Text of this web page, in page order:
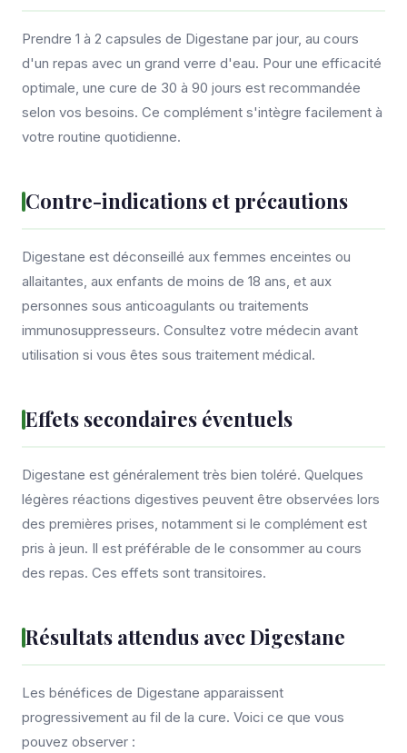
Prendre 1 à 2 capsules de Digestane par jour, au cours
d'un repas avec un grand verre d'eau. Pour une efficacité
optimale, une cure de 30 à 90 jours est recommandée
selon vos besoins. Ce complément s'intègre facilement à
votre routine quotidienne.
Contre-indications et précautions
Digestane est déconseillé aux femmes enceintes ou
allaitantes, aux enfants de moins de 18 ans, et aux
personnes sous anticoagulants ou traitements
immunosuppresseurs. Consultez votre médecin avant
utilisation si vous êtes sous traitement médical.
Effets secondaires éventuels
Digestane est généralement très bien toléré. Quelques
légères réactions digestives peuvent être observées lors
des premières prises, notamment si le complément est
pris à jeun. Il est préférable de le consommer au cours
des repas. Ces effets sont transitoires.
Résultats attendus avec Digestane
Les bénéfices de Digestane apparaissent
progressivement au fil de la cure. Voici ce que vous
pouvez observer :